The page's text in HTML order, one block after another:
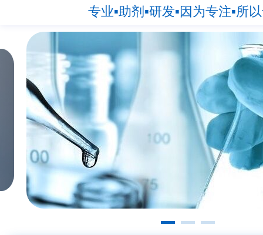
专业▪助剂▪研发▪因为专注▪所